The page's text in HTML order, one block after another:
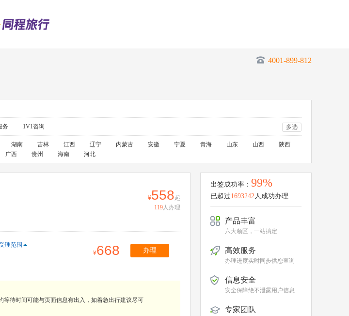
4001-899-812
务 1V1咨询 多选
湖南 吉林 江西 辽宁 内蒙古 安徽 宁夏 青海 山东 山西
陕西
广西 贵州 海南 河北
558起
119人办理
理范围
668 办理
待时间可能与页面信息有出入，如着急出行建议尽可
出签成功率： 99%
已超过1693242人成功办理
产品丰富
六大领区，一站搞定
高效服务
办理进度实时同步供您查询
信息安全
安全保障绝不泄露用户信息
专家团队